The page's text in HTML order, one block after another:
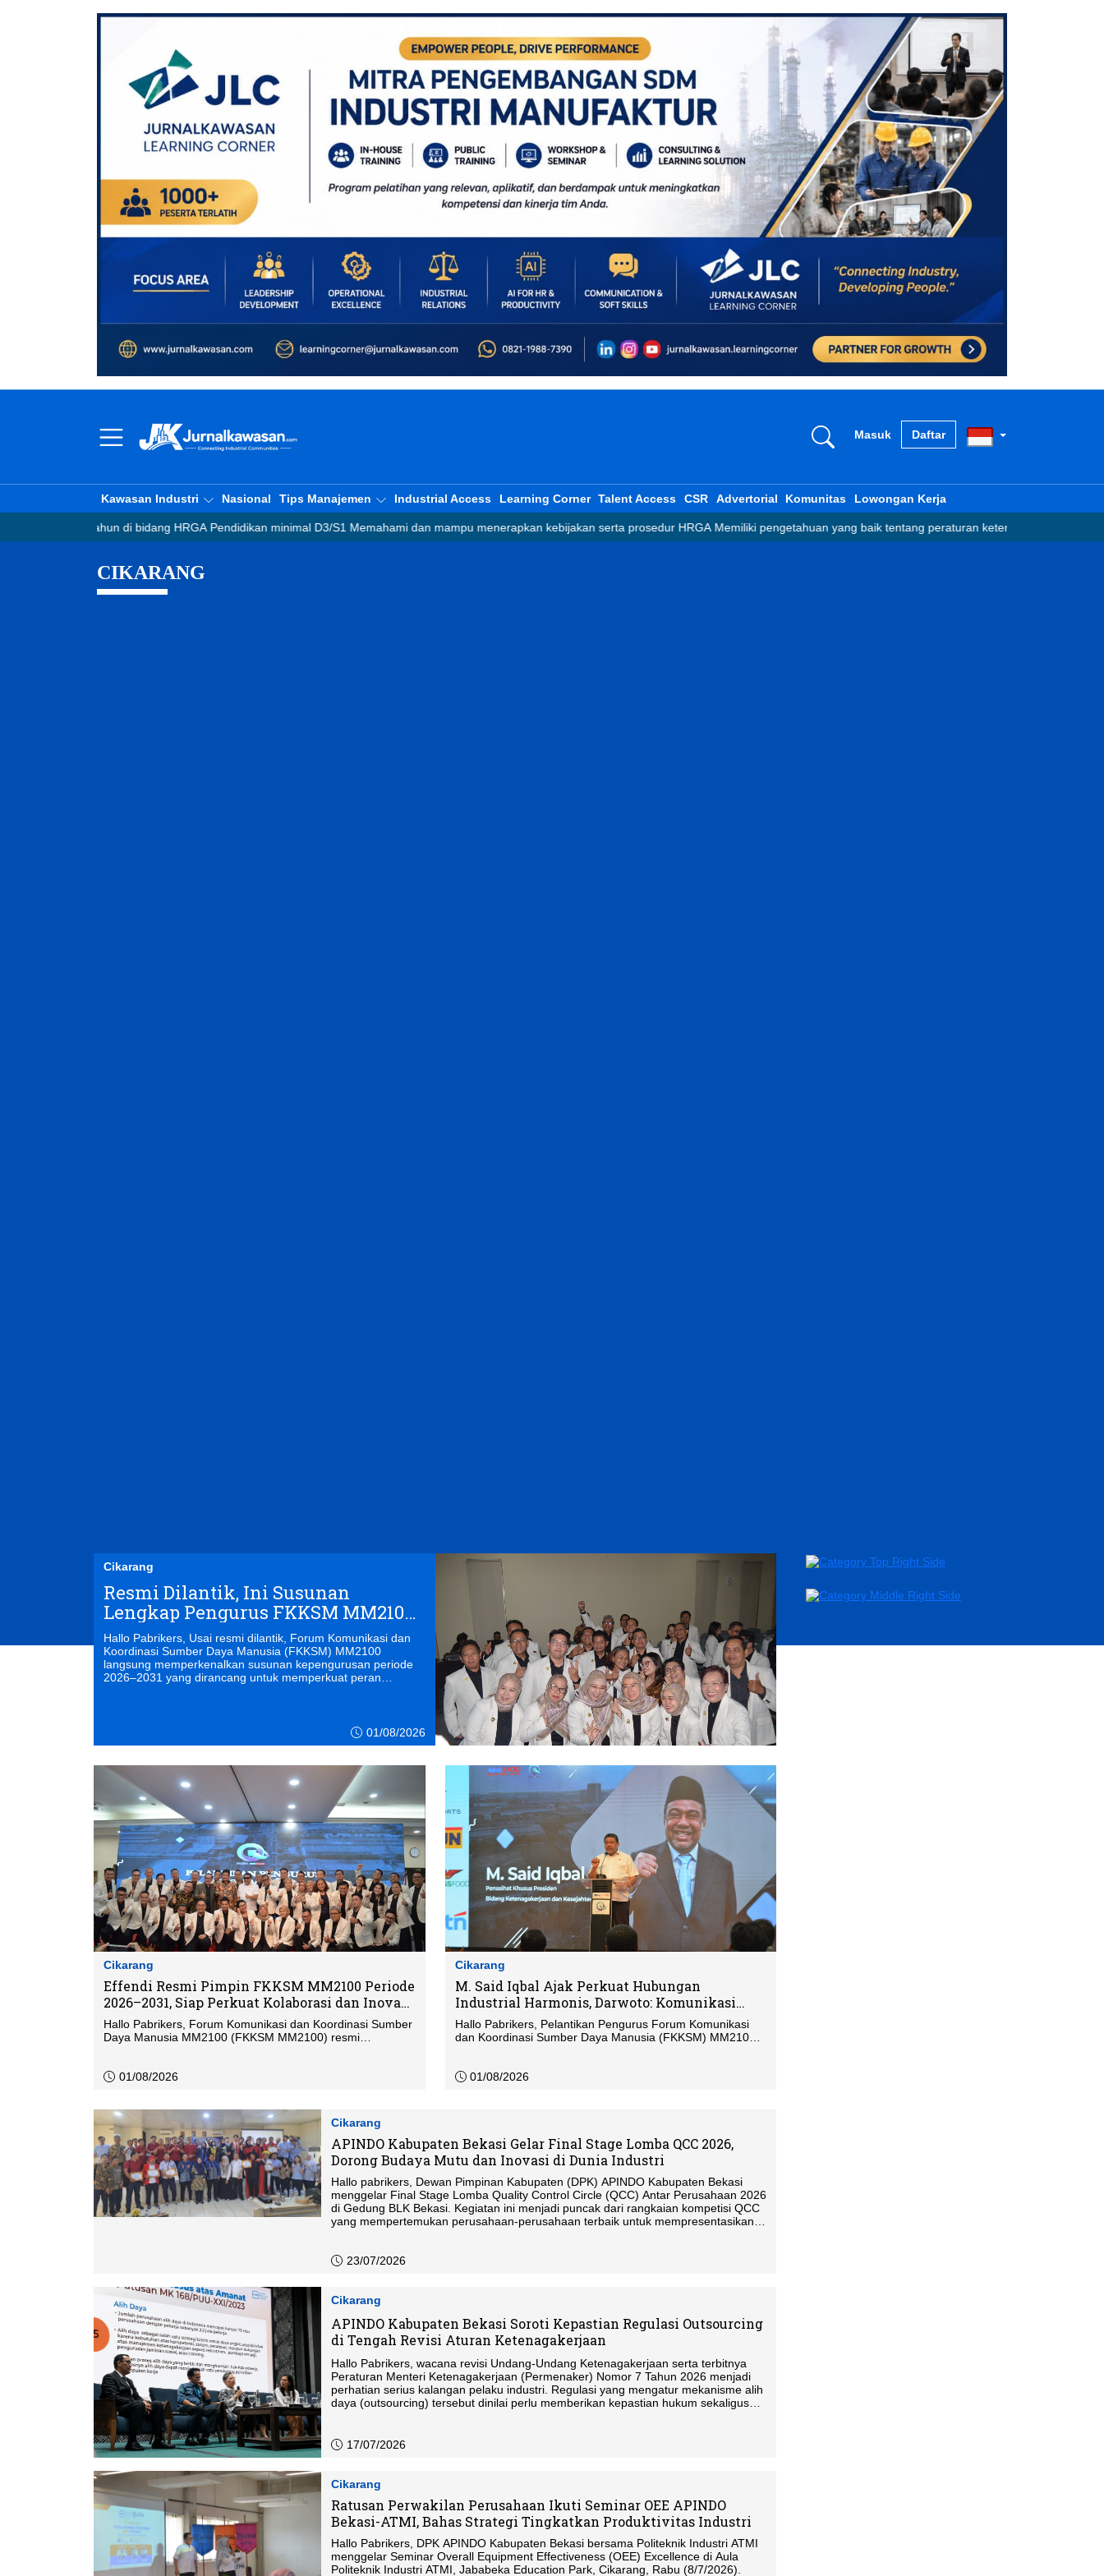
Masuk Daftar
Kawasan Industri Nasional Tips Manajemen Industrial Access Learning Corner Talent Access CSR Advertorial Komunitas Lowongan Kerja
di bidang HRGA Pendidikan minimal D3/S1 Memahami dan mampu menerapkan kebijakan serta prosedur HRGA Memiliki pengetahuan yang baik tentang peraturan ketenagakerjaan
CIKARANG
Cikarang
Resmi Dilantik, Ini Susunan
Lengkap Pengurus FKKSM MM2100
Periode 2026–2031
Hallo Pabrikers, Usai resmi dilantik, Forum Komunikasi dan
Koordinasi Sumber Daya Manusia (FKKSM) MM2100
langsung memperkenalkan susunan kepengurusan periode
2026–2031 yang dirancang untuk memperkuat peran
01/08/2026
Cikarang
Effendi Resmi Pimpin FKKSM MM2100 Periode
2026–2031, Siap Perkuat Kolaborasi dan Inovasi
SDM Industri
Hallo Pabrikers, Forum Komunikasi dan Koordinasi Sumber
Daya Manusia MM2100 (FKKSM MM2100) resmi
Effendi dipercaya sebagai Ketua Umum FKKSM MM2100.
dan dihadiri ratusan praktisi Human Resources (HR) dari
berbagai perusahaan tenant di kawasan MM2100.
01/08/2026
Cikarang
M. Said Iqbal Ajak Perkuat Hubungan
Industrial Harmonis, Darwoto: Komunikasi
Kunci Stabilitas Kawasan Industri
Hallo Pabrikers, Pelantikan Pengurus Forum Komunikasi
dan Koordinasi Sumber Daya Manusia (FKKSM) MM2100
komitmen membangun hubungan industrial yang harmonis
01/08/2026
Cikarang
APINDO Kabupaten Bekasi Gelar Final Stage Lomba QCC 2026,
Dorong Budaya Mutu dan Inovasi di Dunia Industri
Hallo pabrikers, Dewan Pimpinan Kabupaten (DPK) APINDO Kabupaten Bekasi
menggelar Final Stage Lomba Quality Control Circle (QCC) Antar Perusahaan 2026
di Gedung BLK Bekasi. Kegiatan ini menjadi puncak dari rangkaian kompetisi QCC
yang mempertemukan perusahaan-perusahaan terbaik untuk mempresentasikan
23/07/2026
Cikarang
APINDO Kabupaten Bekasi Soroti Kepastian Regulasi Outsourcing
di Tengah Revisi Aturan Ketenagakerjaan
Hallo Pabrikers, wacana revisi Undang-Undang Ketenagakerjaan serta terbitnya
Peraturan Menteri Ketenagakerjaan (Permenaker) Nomor 7 Tahun 2026 menjadi
perhatian serius kalangan pelaku industri. Regulasi yang mengatur mekanisme alih
daya (outsourcing) tersebut dinilai perlu memberikan kepastian hukum sekaligus
17/07/2026
Cikarang
Ratusan Perwakilan Perusahaan Ikuti Seminar OEE APINDO
Bekasi-ATMI, Bahas Strategi Tingkatkan Produktivitas Industri
Hallo Pabrikers, DPK APINDO Kabupaten Bekasi bersama Politeknik Industri ATMI
menggelar Seminar Overall Equipment Effectiveness (OEE) Excellence di Aula
Politeknik Industri ATMI, Jababeka Education Park, Cikarang, Rabu (8/7/2026).